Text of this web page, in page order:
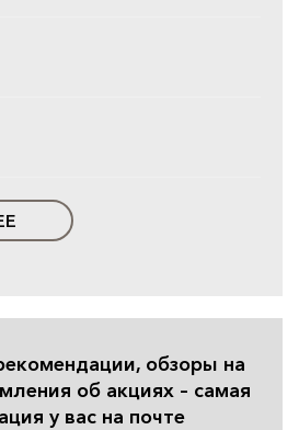
обзоры на
об акциях – самая
у вас на почте